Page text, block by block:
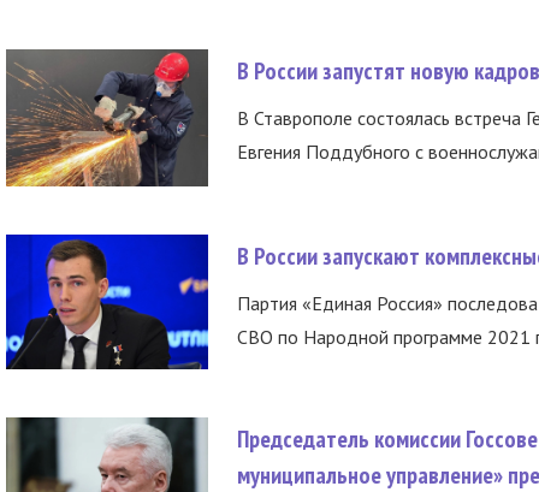
В России запустят новую
В Ставрополе состоялась встреча
Евгения Поддубного с
В России запускают
Партия «Единая Россия»
СВО по Народной программе 2021
Председатель комиссии
муниципальное управление»